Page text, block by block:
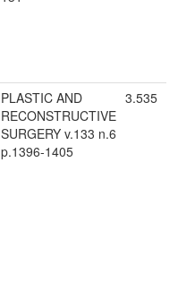
PLASTIC AND
RECONSTRUCTIVE
SURGERY v.133 n.6
p.1396-1405
3.535